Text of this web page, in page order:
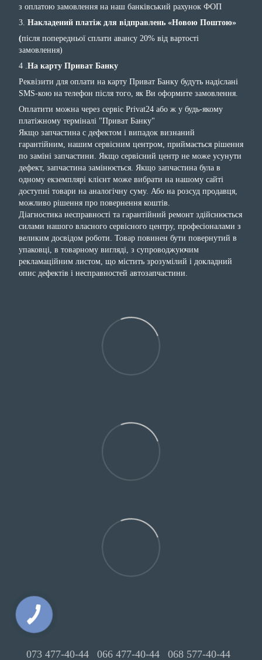
з оплатою замовлення на наш банківський рахунок ФОП
3. Накладений платіж для відправлень «Новою Поштою»
(після попередньої сплати авансу 20% від вартості
замовлення)
4 . На карту Приват Банку
Реквізити для оплати на карту Приват Банку будуть надіслані
SMS-кою на телефон після того, як Ви оформите замовлення.
Оплатити можна через сервіс Privat24 або ж у будь-якому
платіжному терміналі "Приват Банку"
Якщо запчастина с дефектом і випадок визнаний
гарантійним, нашим сервісним центром, приймається рішення
по заміні запчастини. Якщо сервісний центр не може усунути
дефект, запчастина замінюється. Якщо запчастина була в
одному екземплярі клієнт може вибрати на нашому сайті
доступні товари на аналогічну суму. Або на розсуд продавця,
можливо рішення про повернення коштів.
Діагностика несправності та гарантійний ремонт здійснюється
силами нашого власного сервісного центру, професіоналами з
великим досвідом роботи. Товар повинен бути повернутий в
упаковці, в товарному вигляді, з супроводжуючим
рекламаційним листом, що містить зрозумілий і докладний
опис дефектів і несправностей автозапчастини.
073 477-40-44 066 477-40-44 068 577-40-44